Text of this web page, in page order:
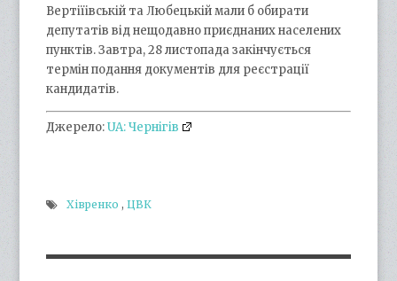
Вертіїівській та Любецькій мали б обирати
депутатів від нещодавно приєднаних населених
пунктів. Завтра, 28 листопада закінчується
термін подання документів для реєстрації
кандидатів.
Джерело:UA: Чернігів
Хівренко ,ЦВК